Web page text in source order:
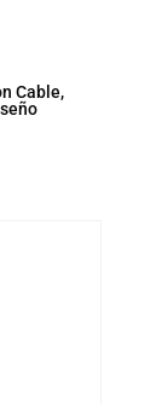
Cable,